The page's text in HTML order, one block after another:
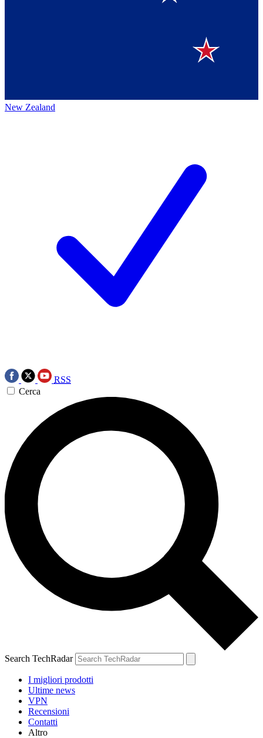
New Zealand
RSS
Cerca
Search TechRadar
I migliori prodotti
Ultime news
VPN
Recensioni
Contatti
Altro